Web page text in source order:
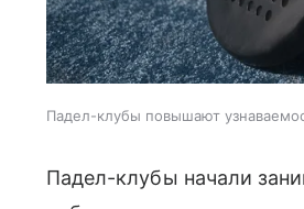
Падел-клубы повышают
Падел-клубы начали